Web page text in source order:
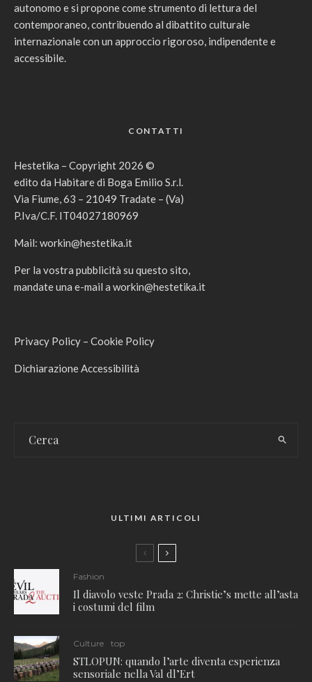
autonomo e si propone come strumento di lettura del
contemporaneo, contribuendo al dibattito culturale
internazionale con un approccio rigoroso, indipendente e
accessibile.
CONTATTI
Hestetika – Copyright 2026 ©
edito da Habitare di Boga Emilio S.r.l.
Via Fiume, 63 – 21049 Tradate – (Va)
P.Iva/C.F. IT04027180969
Mail: workin@hestetika.it
Per la vostra pubblicità su questo sito,
mandate una e-mail a workin@hestetika.it
Privacy Policy – Cookie Policy
Dichiarazione Accessibilità
ULTIMI ARTICOLI
Fashion
Il diavolo veste Prada 2: Christie’s mette all’asta
i costumi del film
Culture top
STLOPUN: quando l’arte diventa esperienza
sensoriale nella Val dl’Ert